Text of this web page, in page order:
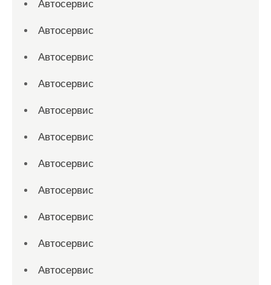
Автосервис
Автосервис
Автосервис
Автосервис
Автосервис
Автосервис
Автосервис
Автосервис
Автосервис
Автосервис
Автосервис